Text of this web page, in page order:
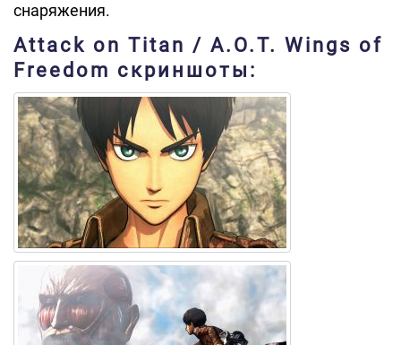
снаряжения.
Attack on Titan / A.O.T. Wings of
Freedom скриншоты: